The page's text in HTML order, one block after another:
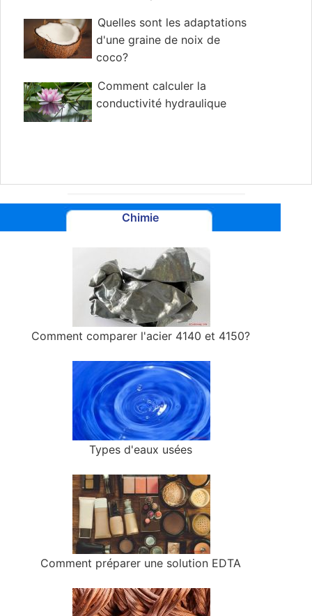
Quelles sont les adaptations
d'une graine de noix de
coco?
Comment calculer la
conductivité hydraulique
Chimie
Comment comparer l'acier 4140 et 4150?
Types d'eaux usées
Comment préparer une solution EDTA